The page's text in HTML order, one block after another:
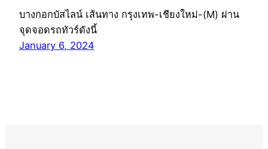
บางกอกบัสไลน์ เส้นทาง กรุงเทพ-เชียงใหม่-(M) ผ่าน
จุดจอดรถทัวร์ดังนี้
January 6, 2024